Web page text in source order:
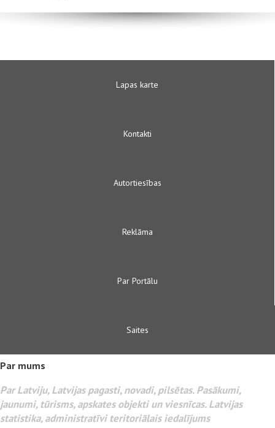
Lapas karte
Kontakti
Autortiesības
Reklāma
Par Portālu
Saites
Par mums
Par Latviju, Latvijas pagasti, novadi, pilsētas. Pasākumi,
jaunumi, tūrisms, apskates objekti un viesnīcas. Latvijas
statistika, administratīvi teritoriālais iedalījums